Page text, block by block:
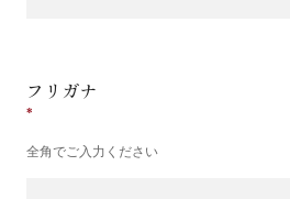
フリガナ
全角でご入力ください